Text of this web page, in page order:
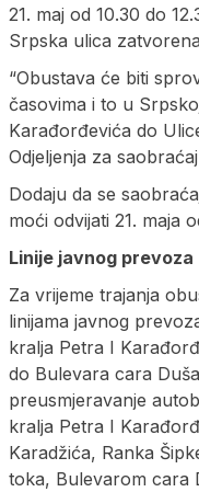
21. maj od 10.30 do
Srpska ulica
“Obustava će biti
časovima i to u
Karađorđevića do
Odjeljenja za
Dodaju da se
moći odvijati 21. maja
Linije javnog prevoza
Za vrijeme trajanja
linijama javnog
kralja Petra I
do Bulevara cara
preusmjeravanje
kralja Petra I
Karadžića, Ranka
toka, Bulevarom cara